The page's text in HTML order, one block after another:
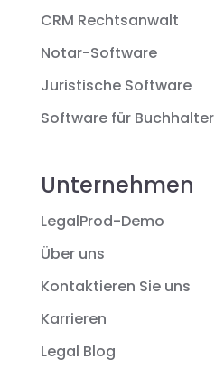
CRM Rechtsanwalt
Notar-Software
Juristische Software
Software für Buchhalter
Unternehmen
LegalProd-Demo
Über uns
Kontaktieren Sie uns
Karrieren
Legal Blog